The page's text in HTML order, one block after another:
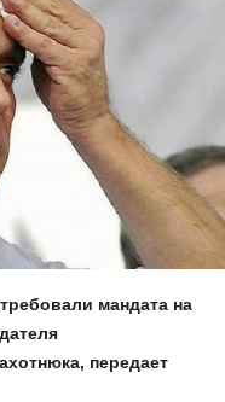
мандата на
передает